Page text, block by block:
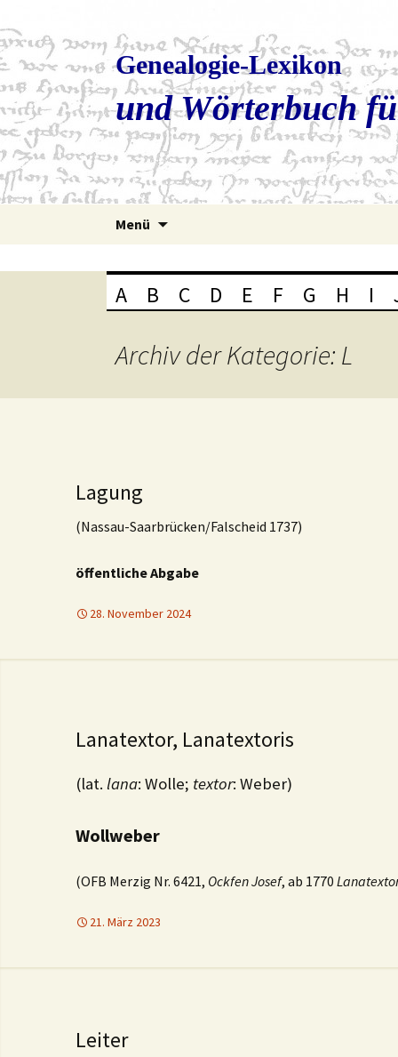
Genealogie-Lexikon
und Wörterbuch
Menü
A B C D E F G H I
Archiv der Kategorie: L
Lagung
(Nassau-Saarbrücken/Falscheid 1737)
öffentliche Abgabe
28. November 2024
Lanatextor, Lanatextoris
(lat. lana: Wolle; textor: Weber)
Wollweber
(OFB Merzig Nr. 6421, Ockfen Josef, ab 1770
21. März 2023
Leiter